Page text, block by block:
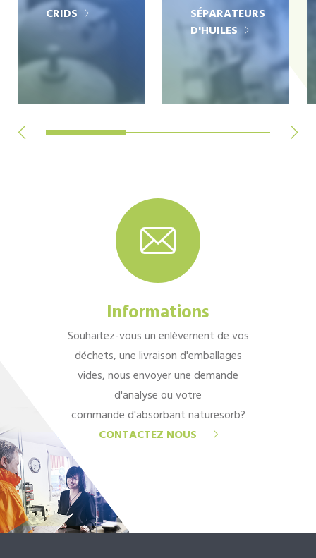
CRIDS
SÉPARATEURS
D'HUILES
Informations
Souhaitez-vous un enlèvement de vos
déchets, une livraison d'emballages
vides, nous envoyer une demande
d'analyse ou votre
commande d'absorbant naturesorb?
CONTACTEZ NOUS